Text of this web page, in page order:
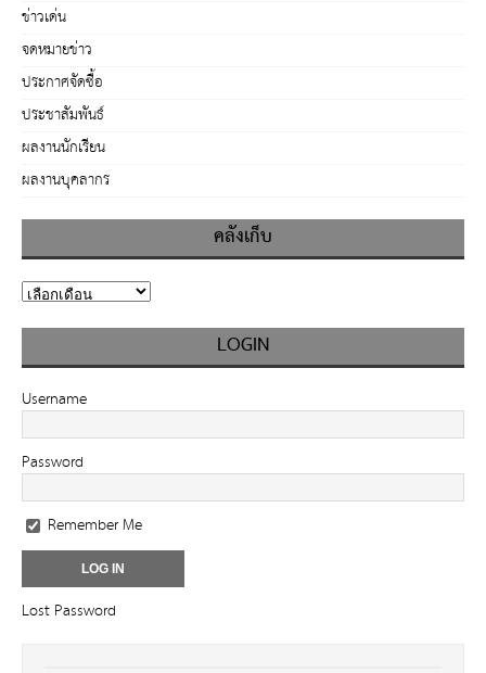
ข่าวเด่น
จดหมายข่าว
ประกาศจัดซื้อ
ประชาสัมพันธ์
ผลงานนักเรียน
ผลงานบุคลากร
คลังเก็บ
LOGIN
Username
Password
Remember Me
Lost Password